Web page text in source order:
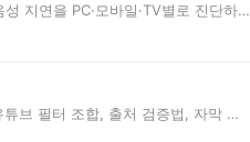
지연을 PC·모바일·TV별로 진단하고
브 필터 조합, 출처 검증법, 자막 활